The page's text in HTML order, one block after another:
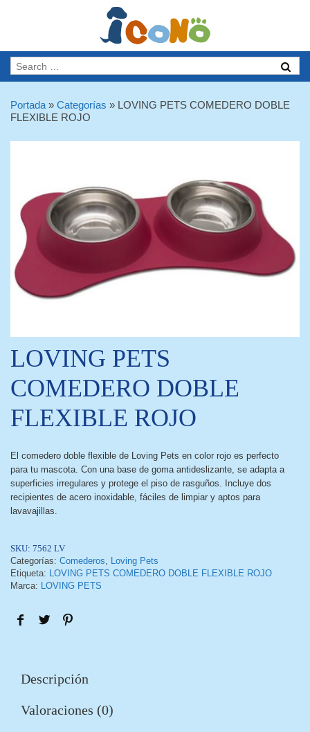
Portada » Categorías » LOVING PETS COMEDERO DOBLE
FLEXIBLE ROJO
LOVING PETS
COMEDERO DOBLE
FLEXIBLE ROJO
El comedero doble flexible de Loving Pets en color rojo es perfecto
para tu mascota. Con una base de goma antideslizante, se adapta a
superficies irregulares y protege el piso de rasguños. Incluye dos
recipientes de acero inoxidable, fáciles de limpiar y aptos para
lavavajillas.
SKU: 7562 LV
Categorías: Comederos
Loving Pets
Etiqueta: LOVING PETS COMEDERO DOBLE FLEXIBLE ROJO
Marca: LOVING PETS
Descripción
Valoraciones (0)